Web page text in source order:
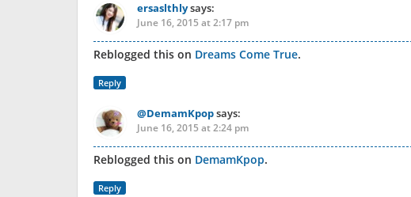
ersaslthlysays:
June 16, 2015 at 2:17 pm
Reblogged this on Dreams Come True.
Reply
@DemamKpopsays:
June 16, 2015 at 2:24 pm
Reblogged this on DemamKpop.
Reply